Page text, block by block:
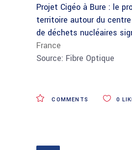
Projet Cigéo à Bure : le
territoire autour du
de déchets nucléaires
France
Source: Fibre Optique
COMMENTS 0